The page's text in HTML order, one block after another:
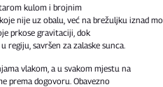
kulom i brojnim
nije uz obalu, već na brežuljku iznad
prkose gravitaciji, dok
regiju, savršen za zalaske sunca.
vlakom, a u svakom mjestu na
prema dogovoru. Obavezno